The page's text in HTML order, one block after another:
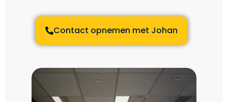
Contact opnemen met Johan